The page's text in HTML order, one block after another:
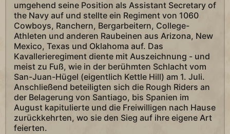
umgehend seine Position als Assistant Secretary of
the Navy auf und stellte ein Regiment von 1060
Cowboys, Ranchern, Bergarbeitern, College-
Athleten und anderen Raubeinen aus Arizona, New
Mexico, Texas und Oklahoma auf. Das
Kavallerieregiment diente mit Auszeichnung - und
meist zu Fuß, wie in der berühmten Schlacht vom
San-Juan-Hügel (eigentlich Kettle Hill) am 1. Juli.
Anschließend beteiligten sich die Rough Riders an
der Belagerung von Santiago, bis Spanien im
August kapitulierte und die Freiwilligen nach Hause
zurückkehrten, wo sie den Sieg auf ihre eigene Art
feierten.